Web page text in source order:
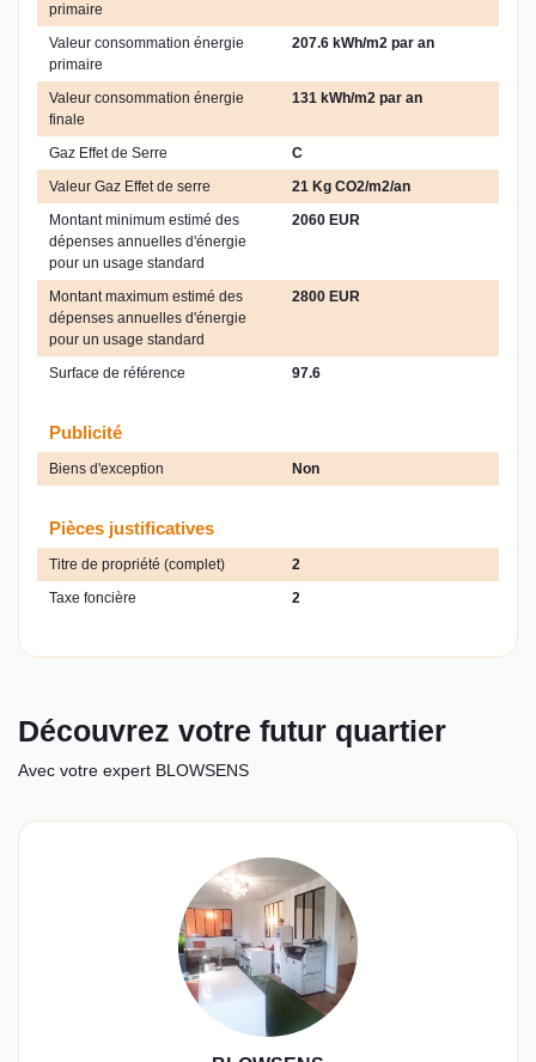
primaire
Valeur consommation énergie
primaire
207.6 kWh/m2 par an
Valeur consommation énergie
finale
131 kWh/m2 par an
Gaz Effet de Serre
C
Valeur Gaz Effet de serre
21 Kg CO2/m2/an
Montant minimum estimé des
dépenses annuelles d'énergie
pour un usage standard
2060 EUR
Montant maximum estimé des
dépenses annuelles d'énergie
pour un usage standard
2800 EUR
Surface de référence 97.6
Publicité
Biens d'exception Non
Pièces justificatives
Titre de propriété (complet)
2
Taxe foncière
2
Découvrez votre futur quartier
Avec votre expert BLOWSENS